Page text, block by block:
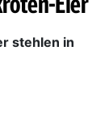
Eier
stehlen in